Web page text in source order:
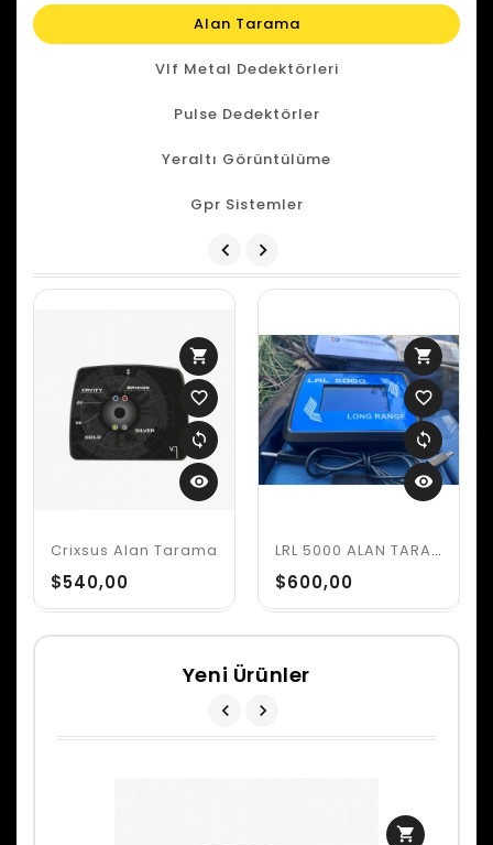
Alan Tarama
Vlf Metal Dedektörleri
Pulse Dedektörler
Yeraltı Görüntülüme
Gpr Sistemler
shopping_cart
favorite_border
sync
visibility
Crixsus Alan Tarama
$540,00
shopping_cart
favorite_border
sync
visibility
LRL 5000 ALAN TARAMA
$600,00
Yeni Ürünler
shopping_cart